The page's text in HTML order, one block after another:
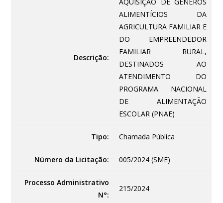
Descrição:
ALIMENTÍCIOS DA
AGRICULTURA FAMILIAR E
DO EMPREENDEDOR
FAMILIAR RURAL,
DESTINADOS AO
ATENDIMENTO DO
PROGRAMA NACIONAL
DE ALIMENTAÇÃO
ESCOLAR (PNAE)
Tipo: Chamada Pública
Número da Licitação: 005/2024 (SME)
Processo Administrativo
N°:
215/2024